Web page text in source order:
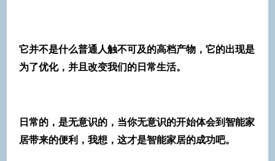
它并不是什么普通人触不可及的高档产物，它的出现是
为了优化，并且改变我们的日常生活。
日常的，是无意识的，当你无意识的开始体会到智能家
居带来的便利，我想，这才是智能家居的成功吧。